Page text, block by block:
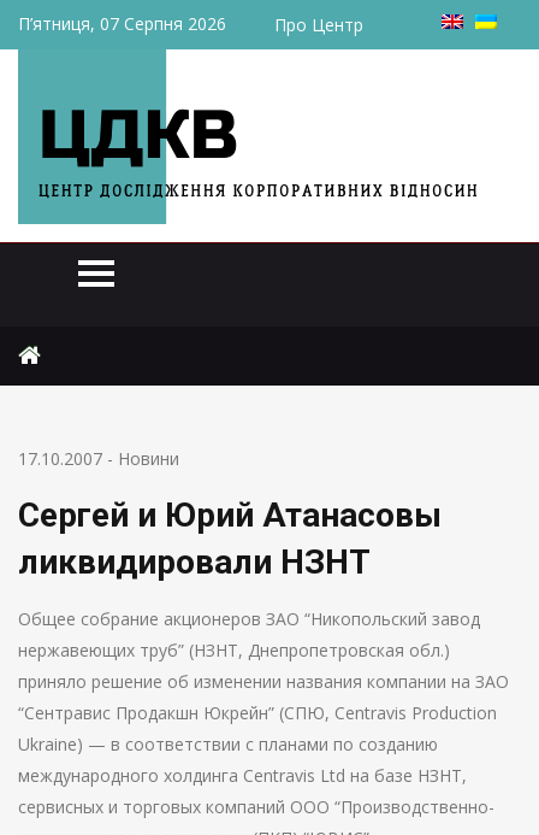
П’ятниця, 07 Серпня 2026 Про Центр
Сергей и Юрий Атанасовы ликвидировали НЗНТ
17.10.2007 - Новини
Сергей и Юрий Атанасовы
ликвидировали НЗНТ
Общее собрание акционеров ЗАО “Никопольский завод
нержавеющих труб” (НЗНТ, Днепропетровская обл.)
приняло решение об изменении названия компании на ЗАО
“Сентравис Продакшн Юкрейн” (СПЮ, Centravis Production
Ukraine) — в соответствии с планами по созданию
международного холдинга Centravis Ltd на базе НЗНТ,
сервисных и торговых компаний ООО “Производственно-